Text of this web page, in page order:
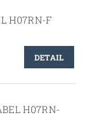
H07RN-F
DETAIL
H07RN-